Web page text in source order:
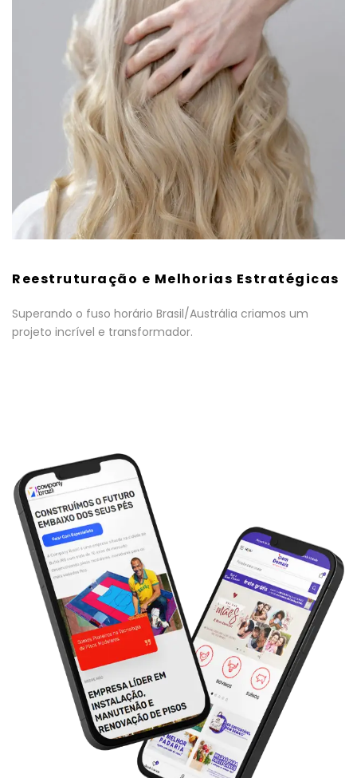
Reestruturação e Melhorias Estratégicas
Superando o fuso horário Brasil/Austrália criamos um
projeto incrível e transformador.